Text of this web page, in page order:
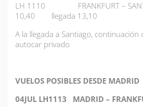
LH 1110 FRANKFURT –
10,40 llegada 13,10
A la llegada a Santiago, continuación
autocar privado
VUELOS POSIBLES DESDE MADRID
04JUL LH1113 MADRID –